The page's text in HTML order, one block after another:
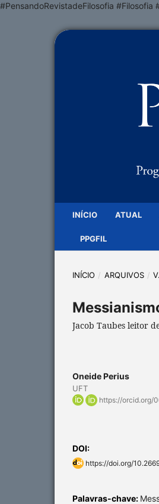
#PensandoRevistadeFilosofia #Filosofia
INÍCIO ATUAL
PPGFIL
INÍCIO / ARQUIVOS /
Jacob Taubes leitor
Oneide Perius
UFT
https://
DOI:
https://doi.org/
Palavras-chave: